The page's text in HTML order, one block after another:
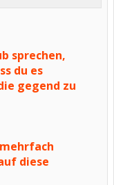
sprechen,
du es
gegend zu
diese